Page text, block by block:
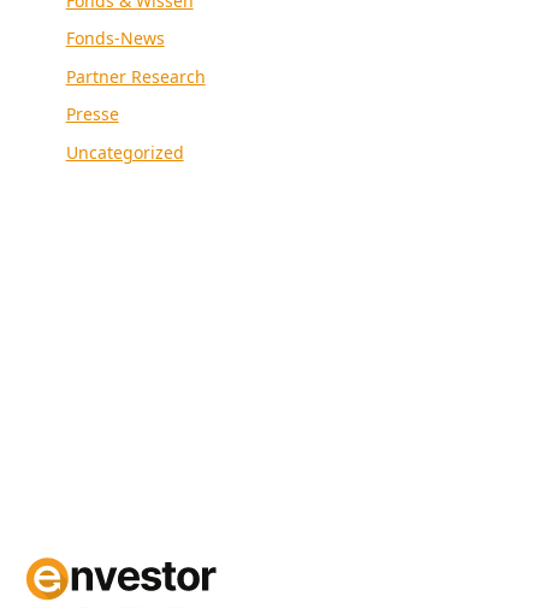
Fonds-News
Partner Research
Presse
Uncategorized